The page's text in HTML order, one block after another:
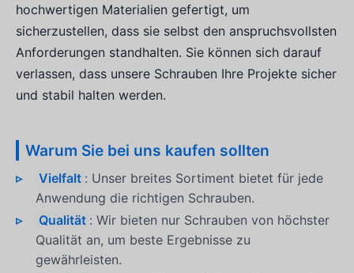
hochwertigen Materialien gefertigt, um
sicherzustellen, dass sie selbst den anspruchsvollsten
Anforderungen standhalten. Sie können sich darauf
verlassen, dass unsere Schrauben Ihre Projekte sicher
und stabil halten werden.
Warum Sie bei uns kaufen sollten
Vielfalt : Unser breites Sortiment bietet für jede
Anwendung die richtigen Schrauben.
Qualität : Wir bieten nur Schrauben von höchster
Qualität an, um beste Ergebnisse zu
gewährleisten.